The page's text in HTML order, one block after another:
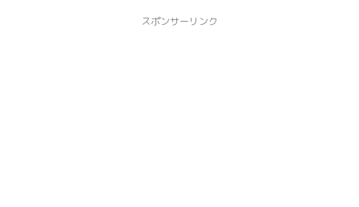
スポンサーリンク